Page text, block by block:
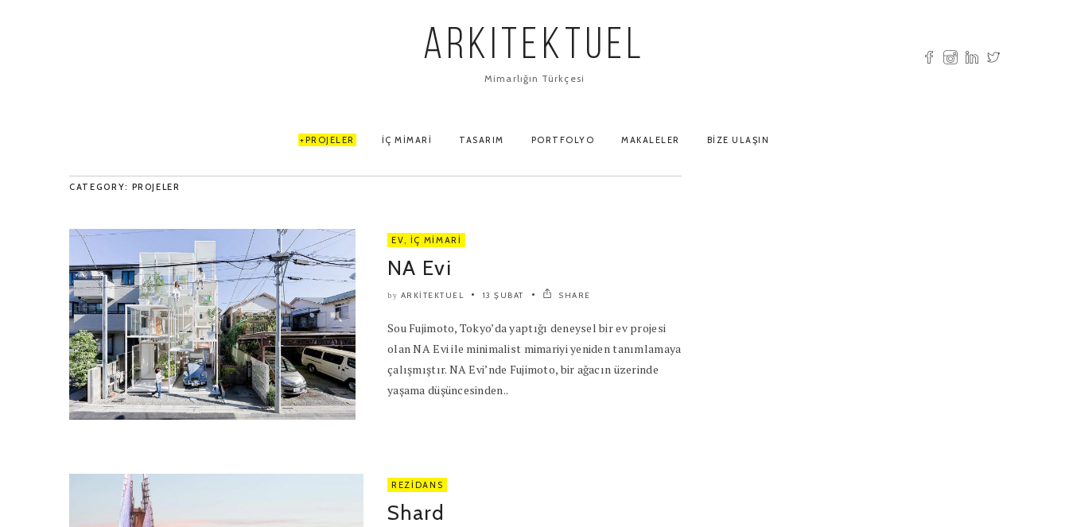
ARKITEKTUEL
Mimarlığın Türkçesi
PROJELER İÇ MIMARI TASARIM PORTFOLYO MAKALELER BIZE ULAŞIN
CATEGORY: PROJELER
EV, İÇ MIMARI
NA Evi
by ARKITEKTUEL 13 ŞUBAT SHARE
Sou Fujimoto, Tokyo’da yaptığı deneysel bir ev projesi
olan NA Evi ile minimalist mimariyi yeniden tanımlamaya
çalışmıştır. NA Evi’nde Fujimoto, bir ağacın üzerinde
yaşama düşüncesinden..
REZIDANS
Shard